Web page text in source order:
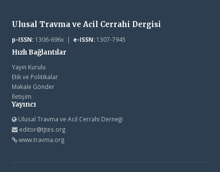
Ulusal Travma ve Acil Cerrahi Dergisi
p-ISSN:1306-696x | e-ISSN:1307-7945
Hızlı Bağlantılar
Yayın Kurulu
Etik ve Politikalar
Makale Gönder
İletişim
Yayıncı
Ulusal Travma ve Acil Cerrahi Derneği
editor@tjtes.org
www.travma.org